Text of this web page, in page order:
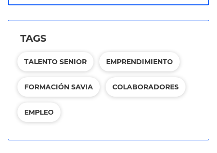
TAGS
TALENTO SENIOR EMPRENDIMIENTO
FORMACIÓN SAVIA COLABORADORES
EMPLEO